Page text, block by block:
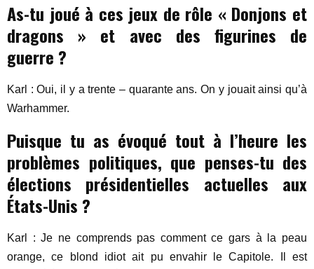
As-tu joué à ces jeux de rôle « Donjons et
dragons » et avec des figurines de
guerre ?
Karl : Oui, il y a trente – quarante ans. On y jouait ainsi qu’à
Warhammer.
Puisque tu as évoqué tout à l’heure les
problèmes politiques, que penses-tu des
élections présidentielles actuelles aux
États-Unis ?
Karl : Je ne comprends pas comment ce gars à la peau
orange, ce blond idiot ait pu envahir le Capitole. Il est